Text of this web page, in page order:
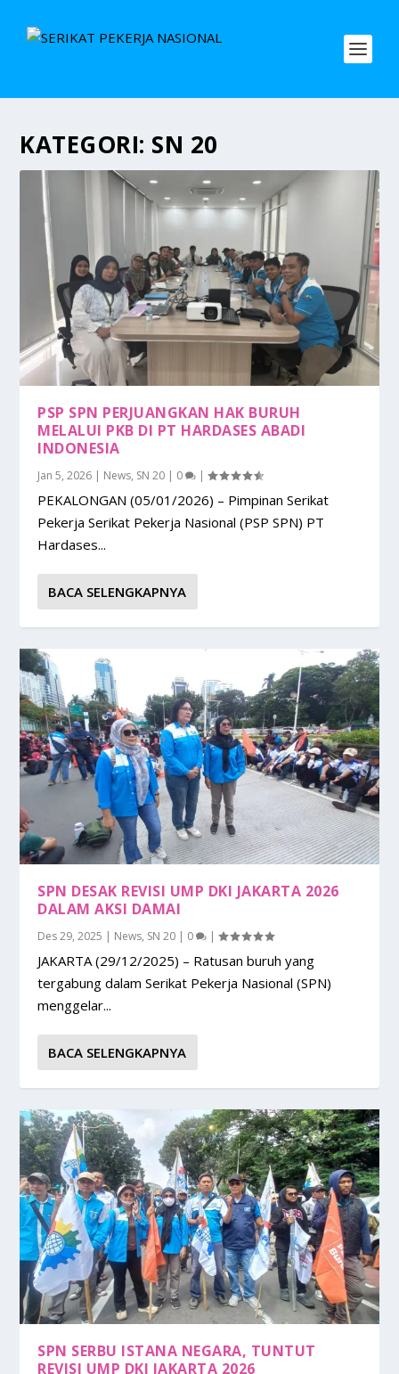
KATEGORI: SN 20
PSP SPN PERJUANGKAN HAK BURUH
MELALUI PKB DI PT HARDASES ABADI
INDONESIA
Jan 5, 2026 | News, SN 20 | 0 |
PEKALONGAN (05/01/2026) – Pimpinan Serikat
Pekerja Serikat Pekerja Nasional (PSP SPN) PT
Hardases...
BACA SELENGKAPNYA
SPN DESAK REVISI UMP DKI JAKARTA 2026
DALAM AKSI DAMAI
Des 29, 2025 | News, SN 20 | 0 |
JAKARTA (29/12/2025) – Ratusan buruh yang
tergabung dalam Serikat Pekerja Nasional (SPN)
menggelar...
BACA SELENGKAPNYA
SPN SERBU ISTANA NEGARA, TUNTUT
REVISI UMP DKI JAKARTA 2026